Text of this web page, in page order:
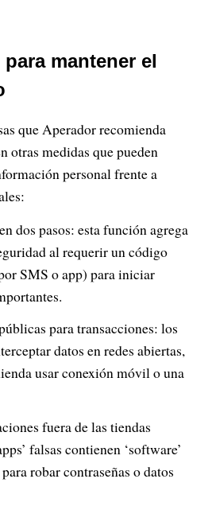
mantener el
que Aperador recomienda
otras medidas que pueden
personal frente a
dos pasos: esta función agrega
al requerir un código
SMS o app) para iniciar
para transacciones: los
datos en redes abiertas,
usar conexión móvil o una
fuera de las tiendas
falsas contienen ‘software’
robar contraseñas o datos